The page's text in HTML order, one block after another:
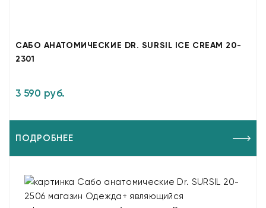
САБО АНАТОМИЧЕСКИЕ DR. SURSIL ICE CREAM 20-
2301
3 590 руб.
ПОДРОБНЕЕ